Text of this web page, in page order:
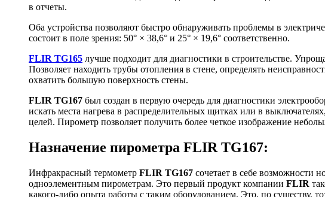
в отчеты.
Оба устройства позволяют быстро обнаруживать проблемы в
состоит в поле зрения: 50° × 38,6° и 25° × 19,6° соответственно.
FLIR TG165 лучше подходит для диагностики в строительстве.
Позволяет находить трубы отопления в стене, определять
охватить большую поверхность стены.
FLIR TG167 был создан в первую очередь для диагностики
искать места нагрева в распределительных щитках или в
целей. Пирометр позволяет получить более четкое изображение
Назначение пирометра FLIR TG167:
Инфракрасный термометр FLIR TG167 сочетает в себе возможности
одноэлементным пирометрам. Это первый продукт компании FLIR
какого-либо опыта работы с таким оборудованием. Это, по существу,